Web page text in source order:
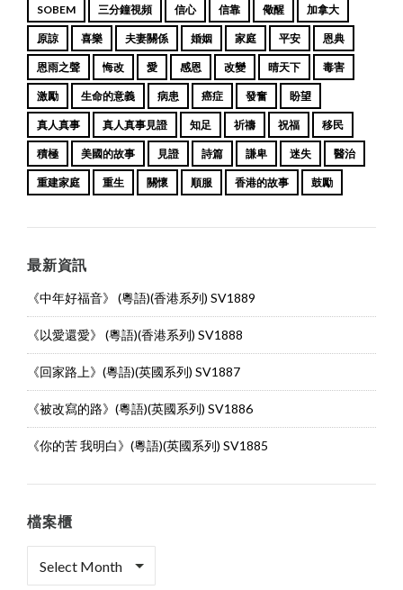
SOBEM 三分鐘視頻 信心 信靠 儆醒 加拿大
原諒 喜樂 夫妻關係 婚姻 家庭 平安 恩典
恩雨之聲 悔改 愛 感恩 改變 晴天下 毒害
激勵 生命的意義 病患 癌症 發奮 盼望
真人真事 真人真事見證 知足 祈禱 祝福 移民
積極 美國的故事 見證 詩篇 謙卑 迷失 醫治
重建家庭 重生 關懷 順服 香港的故事 鼓勵
最新資訊
《中年好福音》 (粵語)(香港系列) SV1889
《以愛還愛》 (粵語)(香港系列) SV1888
《回家路上》(粵語)(英國系列) SV1887
《被改寫的路》(粵語)(英國系列) SV1886
《你的苦 我明白》(粵語)(英國系列) SV1885
檔案櫃